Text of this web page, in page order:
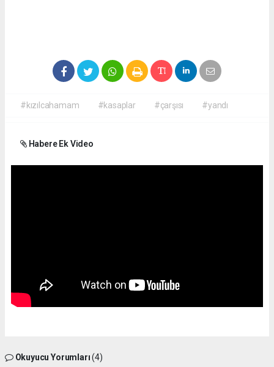
#kızılcahamam #kasaplar #çarşısı #yandı
Habere Ek Video
Okuyucu Yorumları(4)